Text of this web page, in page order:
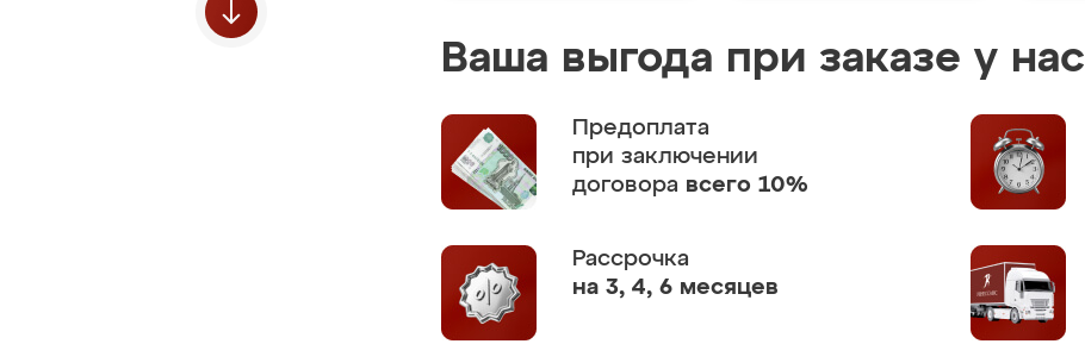
Ваша выгода при заказе у нас
Предоплата
при заключении
договора всего 10%
Рассрочка
на 3, 4, 6 месяцев